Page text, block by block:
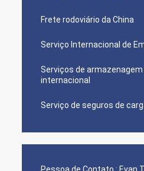
Frete rodoviário da China
Serviço Internacional de
Serviços de armazenagem
internacional
Serviço de seguros de